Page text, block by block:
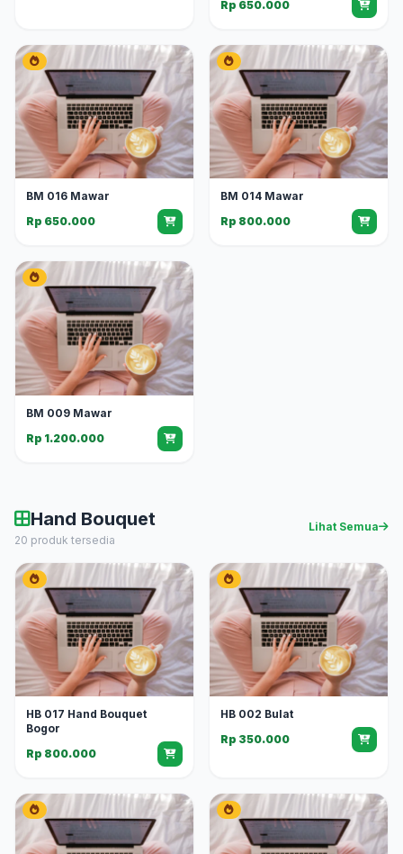
Rp 650.000
BM 016 Mawar
Rp 650.000
BM 014 Mawar
Rp 800.000
BM 009 Mawar
Rp 1.200.000
Hand Bouquet
20 produk tersedia
Lihat Semua
HB 017 Hand Bouquet
Bogor
Rp 800.000
HB 002 Bulat
Rp 350.000